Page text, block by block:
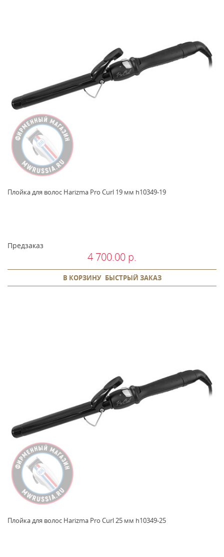
Плойка для волос Harizma Pro Curl 19 мм h10349-19
Предзаказ
4 700.00 р.
В КОРЗИНУ БЫСТРЫЙ ЗАКАЗ
Плойка для волос Harizma Pro Curl 25 мм h10349-25